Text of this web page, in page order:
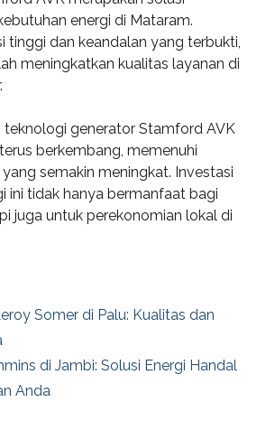
energi di Mataram.
tinggi dan keandalan yang terbukti,
meningkatkan kualitas layanan di
teknologi generator Stamford AVK
berkembang, memenuhi
semakin meningkat. Investasi
ini tidak hanya bermanfaat bagi
juga untuk perekonomian lokal di
Somer di Palu: Kualitas dan
di Jambi: Solusi Energi Handal
Anda